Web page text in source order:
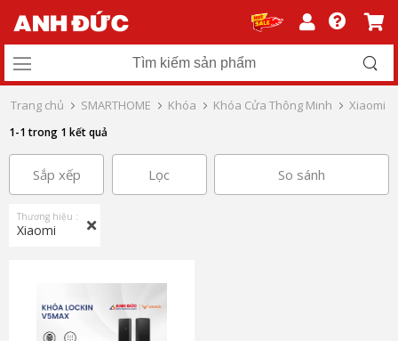
Trang chủ SMARTHOME Khóa Khóa Cửa Thông Minh Xiaomi
1-1 trong 1 kết quả
Sắp xếp Lọc So sánh
Thương hiệu :
Xiaomi